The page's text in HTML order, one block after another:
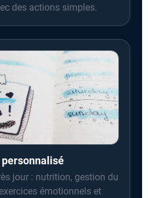
des actions simples.
personnalisé
jour : nutrition, gestion du
émotionnels et